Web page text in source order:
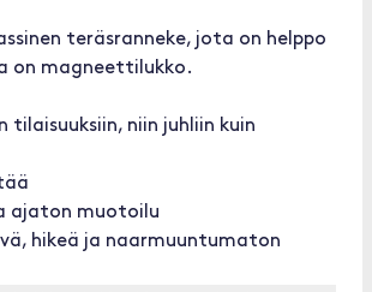
teräsranneke, jota on helppo
on magneettilukko.
tilaisuuksiin, niin juhliin kuin
ajaton muotoilu
hikeä ja naarmuuntumaton